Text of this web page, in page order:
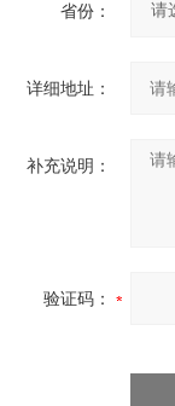
省份：
详细地址：
补充说明：
验证码：